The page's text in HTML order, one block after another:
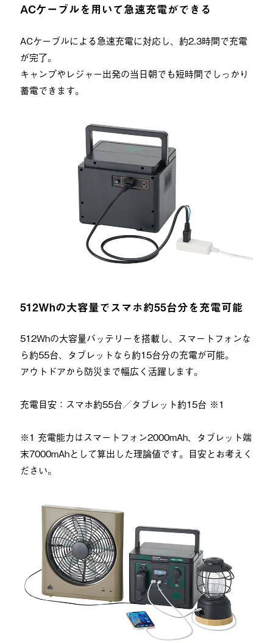
ACケーブルを用いて急速充電ができる
ACケーブルによる急速充電に対応し、約2.3時間で充電
が完了。
キャンプやレジャー出発の当日朝でも短時間でしっかり
蓄電できます。
512Whの大容量でスマホ約55台分を充電可能
512Whの大容量バッテリーを搭載し、スマートフォンな
ら約55台、タブレットなら約15台分の充電が可能。
アウトドアから防災まで幅広く活躍します。
充電目安：スマホ約55台／タブレット約15台 ※1
※1 充電能力はスマートフォン2000mAh、タブレット端
末7000mAhとして算出した理論値です。目安とお考えく
ださい。